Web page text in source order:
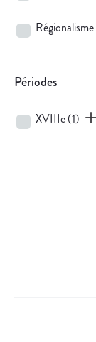
Régionalisme
Périodes
XVIIIe(1)